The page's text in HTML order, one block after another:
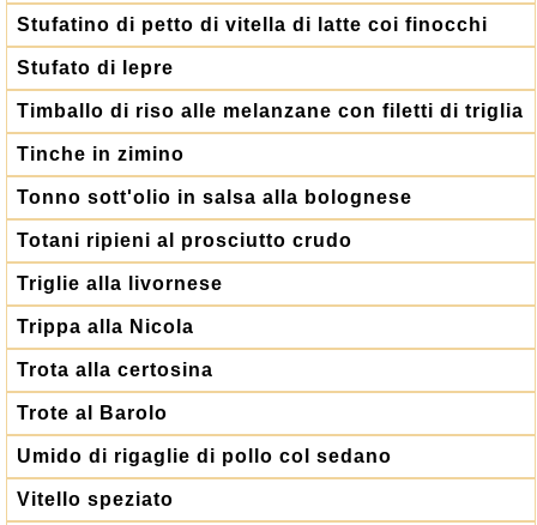
Stufatino di petto di vitella di latte coi finocchi
Stufato di lepre
Timballo di riso alle melanzane con filetti di triglia
Tinche in zimino
Tonno sott'olio in salsa alla bolognese
Totani ripieni al prosciutto crudo
Triglie alla livornese
Trippa alla Nicola
Trota alla certosina
Trote al Barolo
Umido di rigaglie di pollo col sedano
Vitello speziato